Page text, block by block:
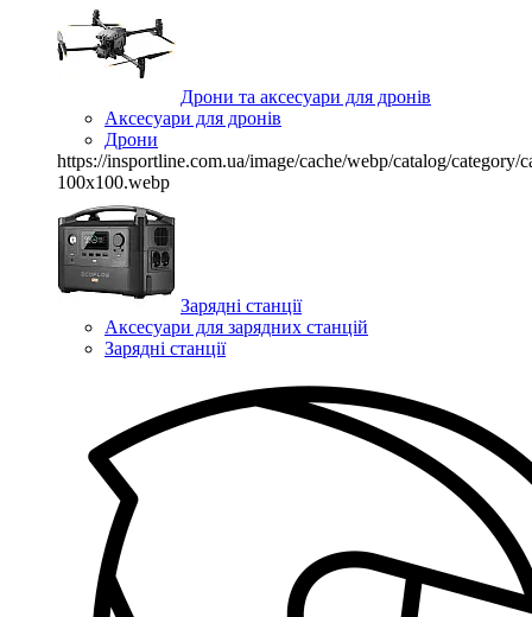
Дрони та аксесуари для дронів
Аксесуари для дронів
Дрони
https://insportline.com.ua/image/cache/webp/catalog/category/
100x100.webp
Зарядні станції
Аксесуари для зарядних станцій
Зарядні станції